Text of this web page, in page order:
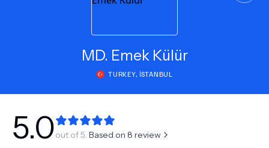
NEW
MD. Emek Külür
TURKEY, İSTANBUL
5.0out of 5. Based on 8 review